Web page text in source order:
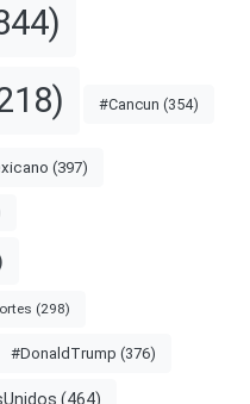
#Cancun (354)
(397)
(298)
#DonaldTrump (376)
(464)